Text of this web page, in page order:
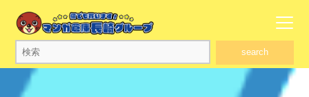
search